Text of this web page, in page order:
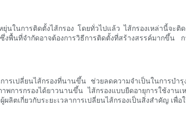
ในการติดตั้งไส้กรอง โดยทั่วไปแล้ว ไส้กรองเหล่านี้จะติ
ที่จำกัดอาจต้องการวิธีการติดตั้งที่สร้างสรรค์มากขึ้น ก
ารเปลี่ยนไส้กรองที่นานขึ้น ช่วยลดความจำเป็นในการบำ
ารกรองได้ยาวนานขึ้น ไส้กรองแบบยืดอายุการใช้งานเ
ตเกี่ยวกับระยะเวลาการเปลี่ยนไส้กรองเป็นสิ่งสำคัญ เพื่